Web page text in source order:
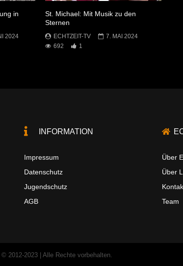
in
2024
St. Michael: Mit Musik zu den
Sternen
ECHTZEIT-TV
7. MAI 2024
692
1
INFORMATION
Impressum
Datenschutz
Jugendschutz
AGB
Über
Über
Team
2012-2023 | Alle Rechte vorbehalten.